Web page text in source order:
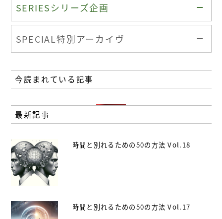
SERIESシリーズ企画
SPECIAL特別アーカイヴ
今読まれている記事
最新記事
時間と別れるための50の方法 Vol.18
時間と別れるための50の方法 Vol.17